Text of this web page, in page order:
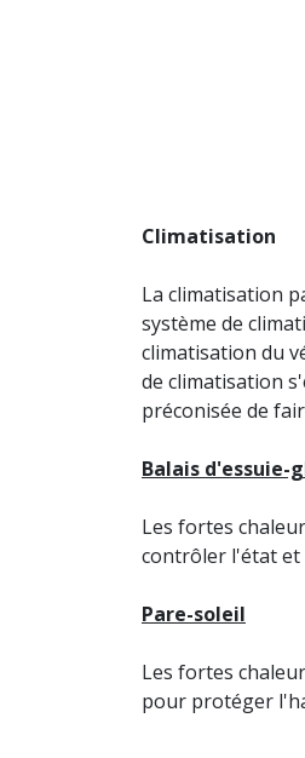
Climatisation
La climatisation
système de
climatisation du
de climatisation
préconisée de
Balais d'essuie-
Les fortes
contrôler l'état et
Pare-soleil
Les fortes
pour protéger